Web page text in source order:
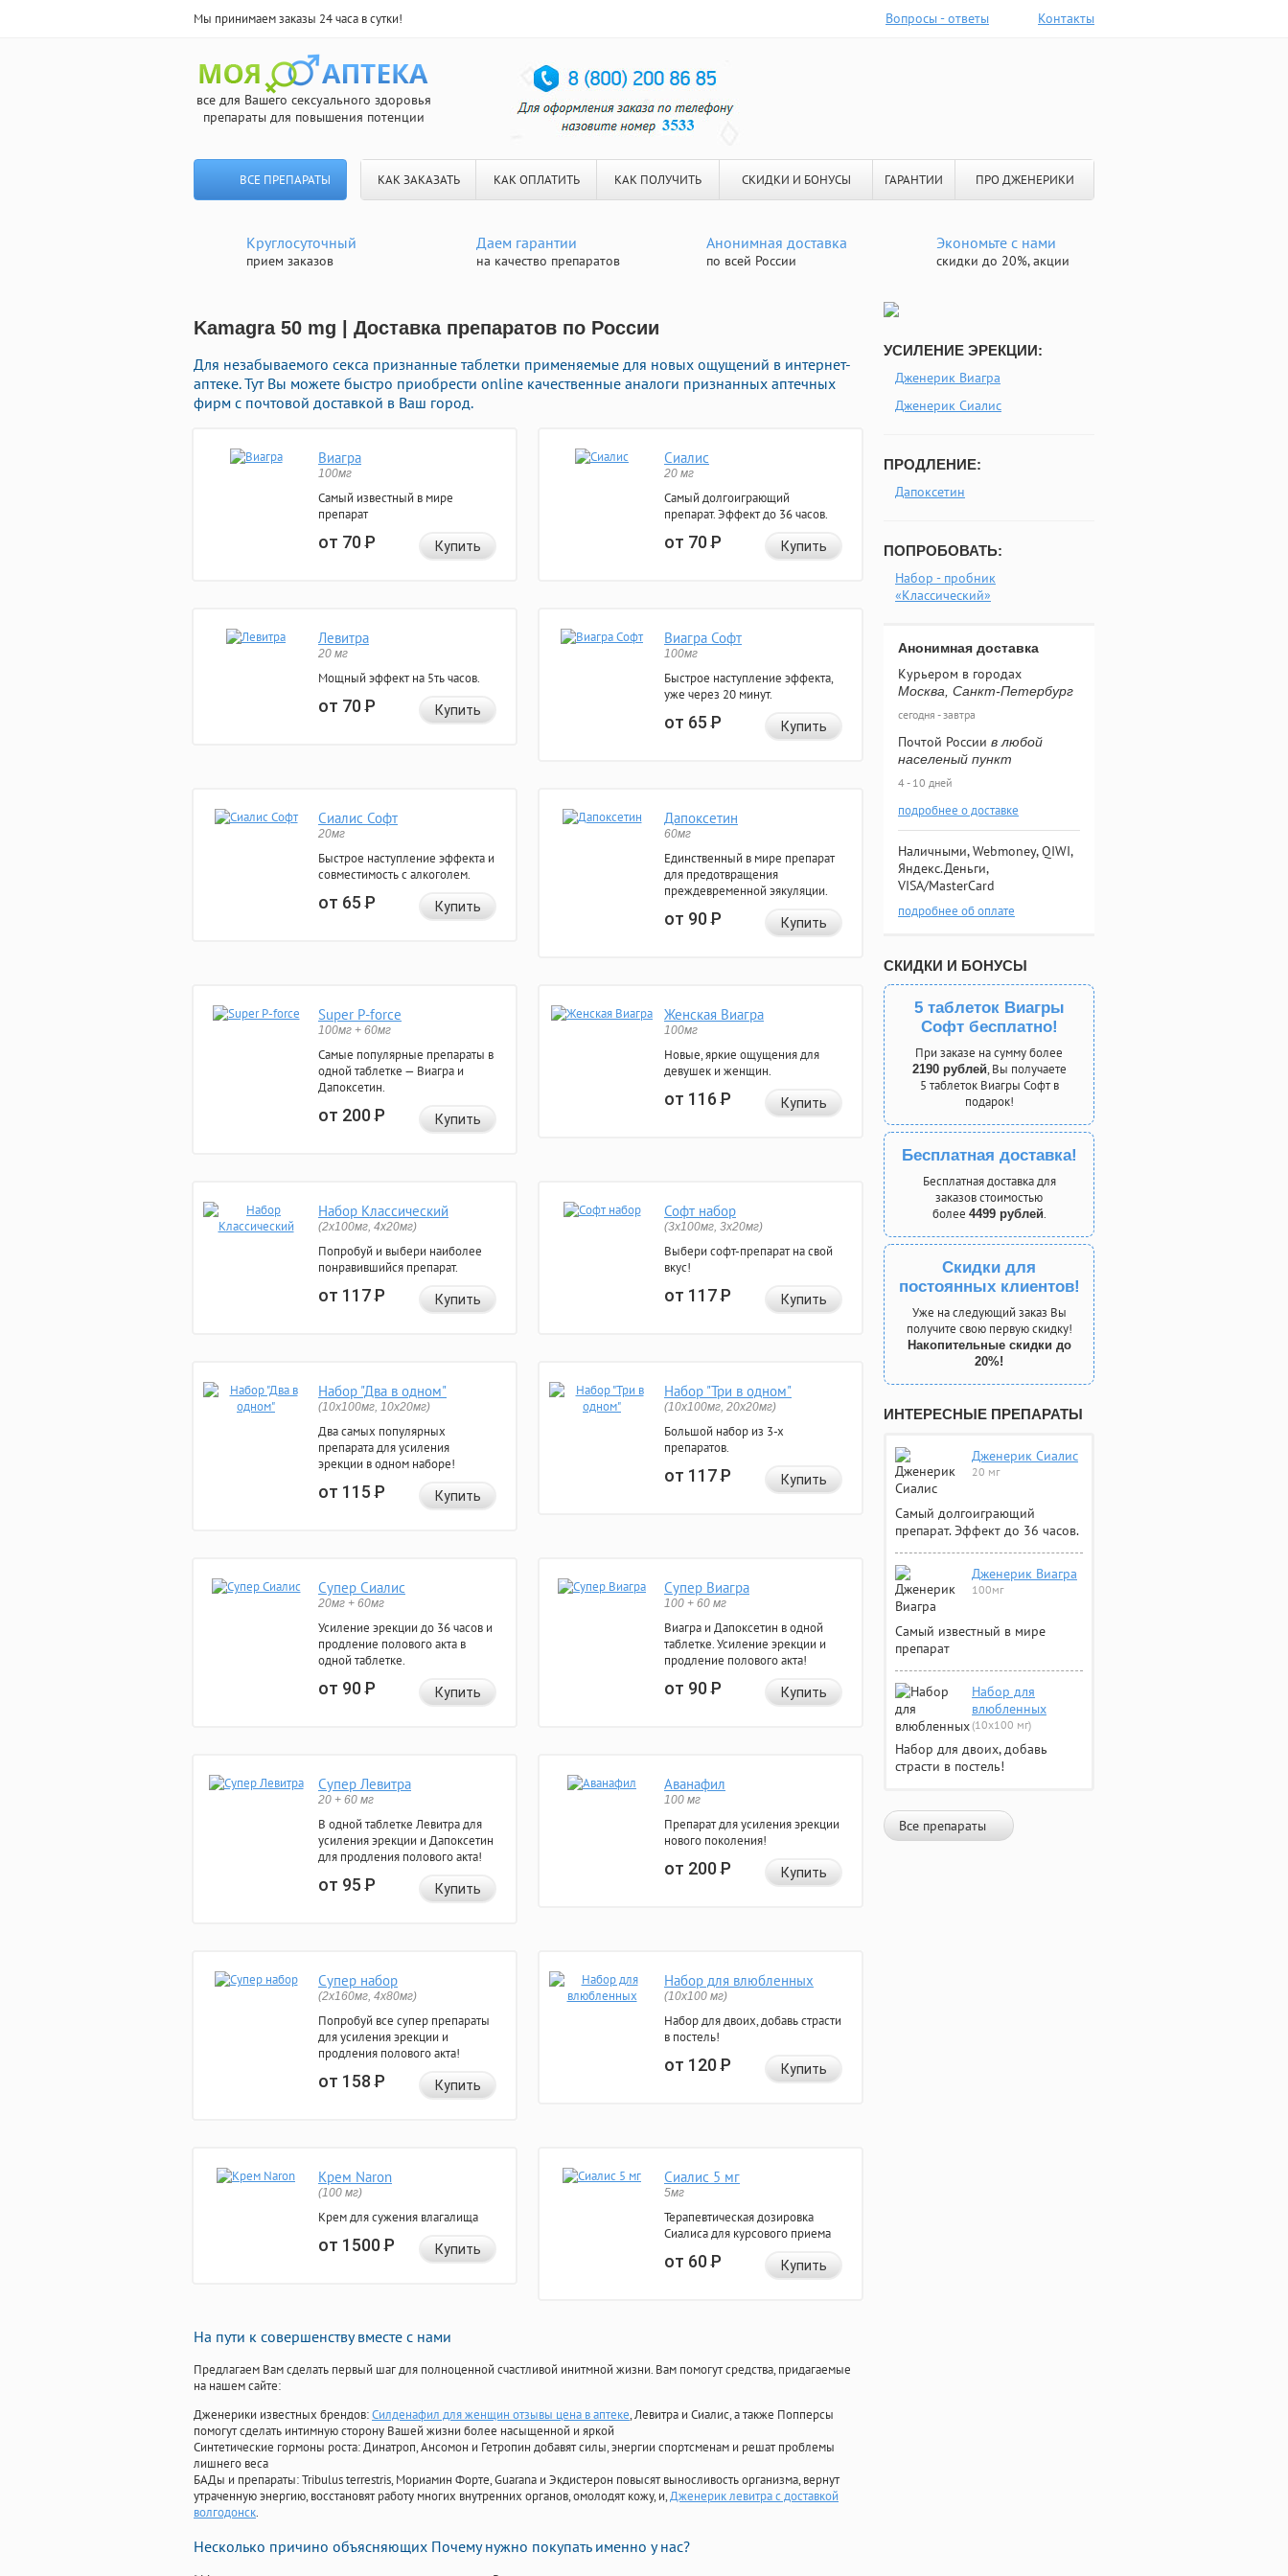
Мы принимаем заказы 24 часа в сутки! Вопросы - ответы Контакты
все для Вашего сексуального здоровья
препараты для повышения потенции
ВСЕ ПРЕПАРАТЫ КАК ЗАКАЗАТЬ КАК ОПЛАТИТЬ КАК ПОЛУЧИТЬ СКИДКИ И БОНУСЫ ГАРАНТИИ ПРО ДЖЕНЕРИКИ
Круглосуточный
прием заказов
Даем гарантии
на качество препаратов
Анонимная доставка
по всей России
Экономьте с нами
скидки до 20%, акции
Kamagra 50 mg | Доставка препаратов по России
Для незабываемого секса признанные таблетки применяемые для новых ощущений в интернет-
аптеке. Тут Вы можете быстро приобрести online качественные аналоги признанных аптечных
фирм с почтовой доставкой в Ваш город.
Виагра
100мг
Самый известный в мире
препарат
от 70Р Купить
Сиалис
20 мг
Самый долгоиграющий
препарат. Эффект до 36 часов.
от 70Р Купить
Левитра
20 мг
Мощный эффект на 5ть часов.
от 70Р Купить
Виагра Софт
100мг
Быстрое наступление эффекта,
уже через 20 минут.
от 65Р Купить
Сиалис Софт
20мг
Быстрое наступление эффекта и
совместимость с алкоголем.
от 65Р Купить
Дапоксетин
60мг
Единственный в мире препарат
для предотвращения
преждевременной эякуляции.
от 90Р Купить
Super P-force
100мг + 60мг
Самые популярные препараты в
одной таблетке — Виагра и
Дапоксетин.
от 200Р Купить
Женская Виагра
100мг
Новые, яркие ощущения для
девушек и женщин.
от 116Р Купить
Набор Классический
(2x100мг, 4x20мг)
Попробуй и выбери наиболее
понравившийся препарат.
от 117Р Купить
Софт набор
(3x100мг, 3x20мг)
Выбери софт-препарат на свой
вкус!
от 117Р Купить
Набор "Два в одном"
(10x100мг, 10x20мг)
Два самых популярных
препарата для усиления
эрекции в одном наборе!
от 115Р Купить
Набор "Три в одном"
(10x100мг, 20x20мг)
Большой набор из 3-х
препаратов.
от 117Р Купить
Супер Сиалис
20мг + 60мг
Усиление эрекции до 36 часов и
продление полового акта в
одной таблетке.
от 90Р Купить
Супер Виагра
100 + 60 мг
Виагра и Дапоксетин в одной
таблетке. Усиление эрекции и
продление полового акта!
от 90Р Купить
Супер Левитра
20 + 60 мг
В одной таблетке Левитра для
усиления эрекции и Дапоксетин
для продления полового акта!
от 95Р Купить
Аванафил
100 мг
Препарат для усиления эрекции
нового поколения!
от 200Р Купить
Супер набор
(2х160мг, 4х80мг)
Попробуй все супер препараты
для усиления эрекции и
продления полового акта!
от 158Р Купить
Набор для влюбленных
(10х100 мг)
Набор для двоих, добавь страсти
в постель!
от 120Р Купить
Крем Naron
(100 мг)
Крем для сужения влагалища
от 1500Р Купить
Сиалис 5 мг
5мг
Терапевтическая дозировка
Сиалиса для курсового приема
от 60Р Купить
На пути к совершенству вместе с нами
Предлагаем Вам сделать первый шаг для полноценной счастливой инитмной жизни. Вам помогут средства, придагаемые
на нашем сайте:
Дженерики известных брендов:Силденафил для женщин отзывы цена в аптеке, Левитра и Сиалис, а также Попперсы
помогут сделать интимную сторону Вашей жизни более насыщенной и яркой
Синтетические гормоны роста: Динатроп, Ансомон и Гетропин добавят силы, энергии спортсменам и решат проблемы
лишнего веса
БАДы и препараты:Tribulus terrestris, Мориамин Форте, Guarana и Экдистерон повысят выносливость организма, вернут
утраченную энергию, восстановят работу многих внутренних органов, омолодят кожу, и,Дженерик левитра с доставкой
волгодонск.
Несколько причино объясняющих Почему нужно покупать именно у нас?
УСИЛЕНИЕ ЭРЕКЦИИ:
Дженерик Виагра
Дженерик Сиалис
ПРОДЛЕНИЕ:
Дапоксетин
ПОПРОБОВАТЬ:
Набор - пробник
«Классический»
Анонимная доставка
Курьером в городах
Москва, Санкт-Петербург
сегодня - завтра
Почтой России в любой
населеный пункт
4 - 10 дней
подробнее о доставке
Наличными, Webmoney, QIWI,
Яндекс.Деньги,
VISA/MasterCard
подробнее об оплате
СКИДКИ И БОНУСЫ
5 таблеток Виагры
Софт бесплатно!
При заказе на сумму более
2190 рублей, Вы получаете
5 таблеток Виагры Софт в
подарок!
Бесплатная доставка!
Бесплатная доставка для
заказов стоимостью
более 4499 рублей.
Скидки для
постоянных клиентов!
Уже на следующий заказ Вы
получите свою первую скидку!
Накопительные скидки до
20%!
ИНТЕРЕСНЫЕ ПРЕПАРАТЫ
Дженерик Сиалис
20 мг
Самый долгоиграющий
препарат. Эффект до 36 часов.
Дженерик Виагра
100мг
Самый известный в мире
препарат
Набор для
влюбленных
(10х100 мг)
Набор для двоих, добавь
страсти в постель!
Все препараты